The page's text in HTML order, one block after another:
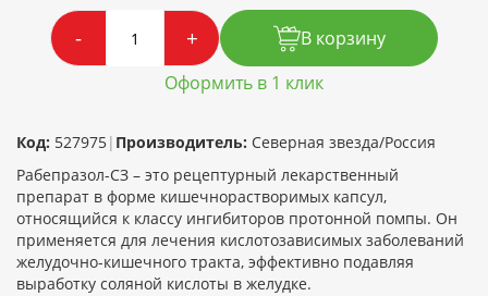
- +
В корзину
Оформить в 1 клик
Код: 527975| Производитель: Северная звезда/Россия
Рабепразол-СЗ – это рецептурный лекарственный
препарат в форме кишечнорастворимых капсул,
относящийся к классу ингибиторов протонной помпы. Он
применяется для лечения кислотозависимых заболеваний
желудочно-кишечного тракта, эффективно подавляя
выработку соляной кислоты в желудке.